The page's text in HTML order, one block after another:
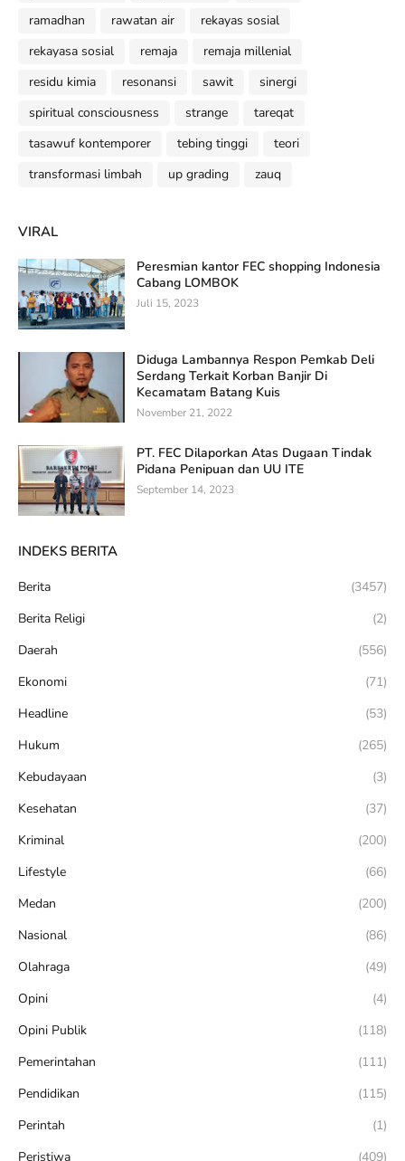
ramadhan
rawatan air
rekayas sosial
rekayasa sosial
remaja
remaja millenial
residu kimia
resonansi sawit
sinergi
spiritual consciousness
strange
tareqat
tasawuf kontemporer
tebing tinggi
teori
transformasi limbah
up grading zauq
VIRAL
Peresmian kantor FEC shopping Indonesia
Cabang LOMBOK
Juli 15, 2023
Diduga Lambannya Respon Pemkab Deli
Serdang Terkait Korban Banjir Di
Kecamatam Batang Kuis
November 21, 2022
PT. FEC Dilaporkan Atas Dugaan Tindak
Pidana Penipuan dan UU ITE
September 14, 2023
INDEKS BERITA
Berita
(3457)
Berita Religi
(2)
Daerah
(556)
Ekonomi
(71)
Headline
(53)
Hukum
(265)
Kebudayaan
(3)
Kesehatan
(37)
Kriminal
(200)
Lifestyle
(66)
Medan
(200)
Nasional
(86)
Olahraga
(49)
Opini
(4)
Opini Publik
(118)
Pemerintahan
(111)
Pendidikan
(115)
Perintah
(1)
Peristiwa
(409)